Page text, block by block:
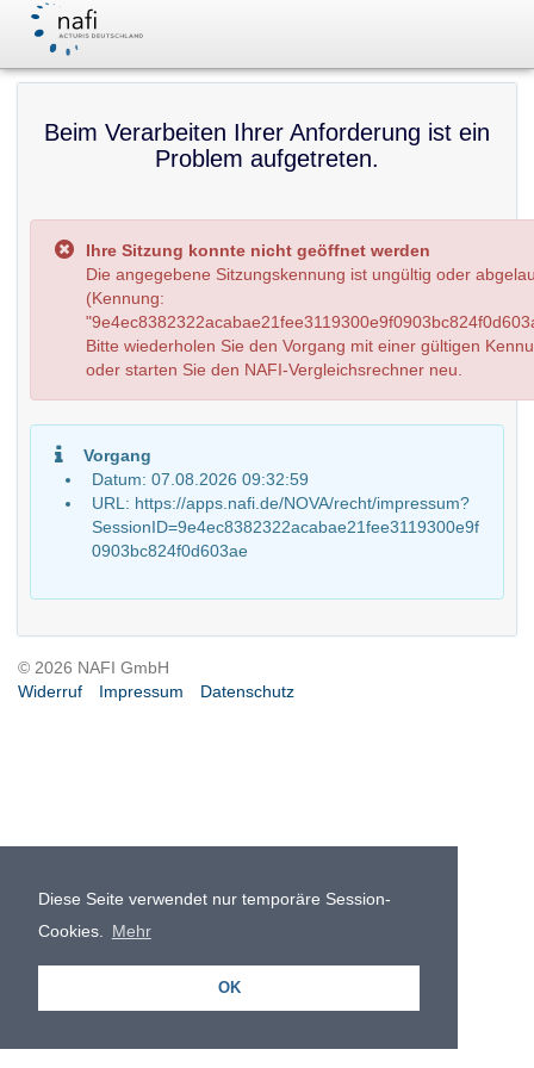
Diese Seite verwendet nur temporäre Session-
Cookies.
Mehr
OK
Beim Verarbeiten Ihrer Anforderung ist ein
Problem aufgetreten.
Ihre Sitzung konnte nicht geöffnet werden
Die angegebene Sitzungskennung ist ungültig oder
(Kennung:
Bitte wiederholen Sie den Vorgang mit einer gültigen
oder starten Sie den NAFI-Vergleichsrechner neu.
Vorgang
Datum: 07.08.2026 09:32:59
URL: https://apps.nafi.de/NOVA/recht/impressum?
SessionID=9e4ec8382322acabae21fee3119300e9f
0903bc824f0d603ae
© 2026 NAFI GmbH
Widerruf
Impressum Datenschutz